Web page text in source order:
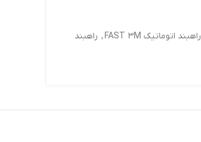
راهبند اتوماتیک FAST 3M , راهبند